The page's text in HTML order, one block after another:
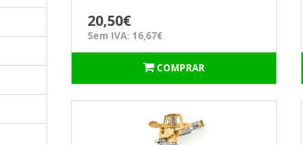
20,50€
Sem IVA: 16,67€
COMPRAR